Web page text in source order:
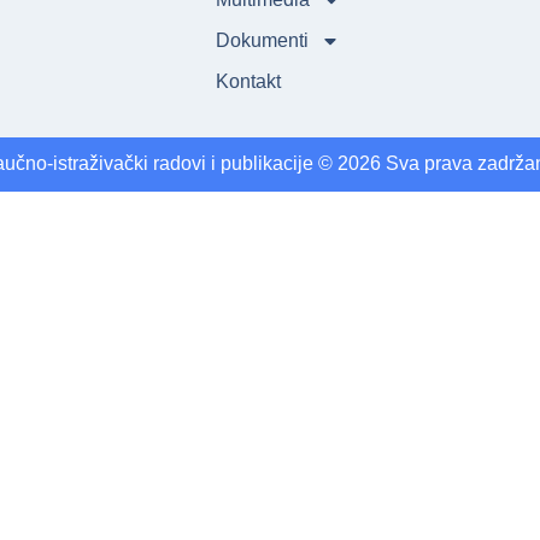
Dokumenti
Kontakt
istraživački radovi i publikacije © 2026 Sva prava